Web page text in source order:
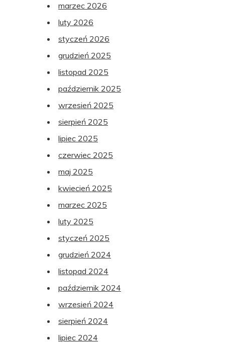
marzec 2026
luty 2026
styczeń 2026
grudzień 2025
listopad 2025
październik 2025
wrzesień 2025
sierpień 2025
lipiec 2025
czerwiec 2025
maj 2025
kwiecień 2025
marzec 2025
luty 2025
styczeń 2025
grudzień 2024
listopad 2024
październik 2024
wrzesień 2024
sierpień 2024
lipiec 2024